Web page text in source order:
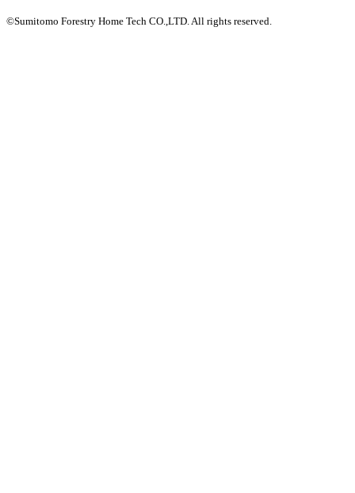
©Sumitomo Forestry Home Tech CO.,LTD.All rights reserved.